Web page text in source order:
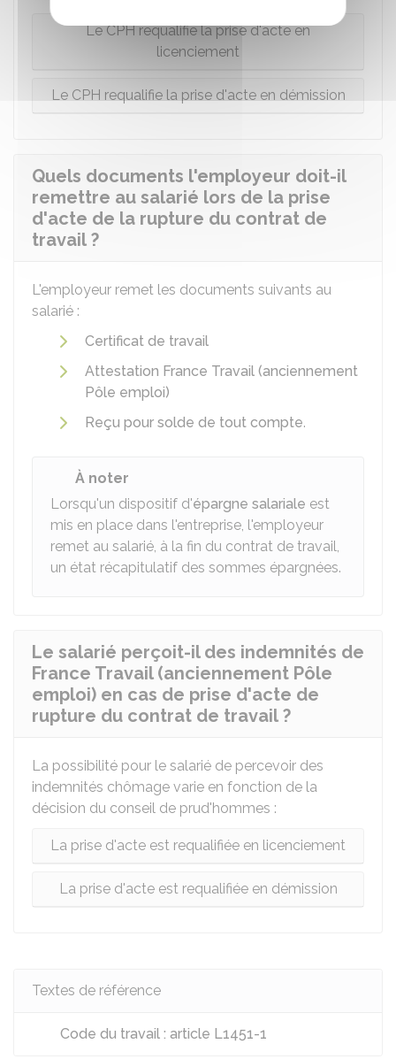
Le CPH requalifie la prise d'acte en
licenciement
Le CPH requalifie la prise d'acte en démission
Quels documents l'employeur doit-il
remettre au salarié lors de la prise
d'acte de la rupture du contrat de
travail ?
L'employeur remet les documents suivants au
salarié :
Certificat de travail
Attestation France Travail (anciennement
Pôle emploi)
Reçu pour solde de tout compte.
À noter
Lorsqu'un dispositif d'épargne salariale est
mis en place dans l'entreprise, l'employeur
remet au salarié, à la fin du contrat de travail,
un état récapitulatif des sommes épargnées.
Le salarié perçoit-il des indemnités de
France Travail (anciennement Pôle
emploi) en cas de prise d'acte de
rupture du contrat de travail ?
La possibilité pour le salarié de percevoir des
indemnités chômage varie en fonction de la
décision du conseil de prud'hommes :
La prise d'acte est requalifiée en licenciement
La prise d'acte est requalifiée en démission
Textes de référence
Code du travail : article L1451-1